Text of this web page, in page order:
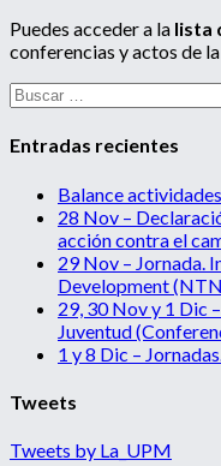
Puedes acceder a la lista
conferencias y actos de
Buscar:
Entradas recientes
Balance
28 Nov –
acción contra el
29 Nov – Jornada.
Development
29, 30 Nov y 1 Dic
Juventud
1 y 8 Dic –
Tweets
Tweets by La_UPM